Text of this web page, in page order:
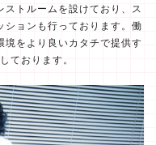
トルームを設けており、ス
ションも行っております。働
境をより良いカタチで提供す
ております。